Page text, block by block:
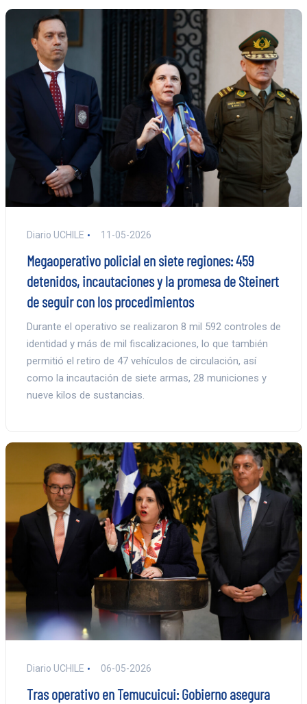
Diario UCHILE 11-05-2026
Megaoperativo policial en siete regiones: 459
detenidos, incautaciones y la promesa de Steinert
de seguir con los procedimientos
Durante el operativo se realizaron 8 mil 592 controles de
identidad y más de mil fiscalizaciones, lo que también
permitió el retiro de 47 vehículos de circulación, así
como la incautación de siete armas, 28 municiones y
nueve kilos de sustancias.
Diario UCHILE 06-05-2026
Tras operativo en Temucuicui: Gobierno asegura